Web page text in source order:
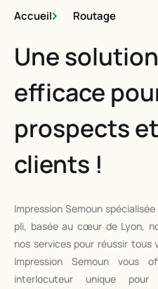
Accueil Routage
Une
efficace
prospects
clients !
Impression Semoun
pli, basée au cœur de Lyon,
nos services pour réussir
Impression Semoun vous
interlocuteur unique pour